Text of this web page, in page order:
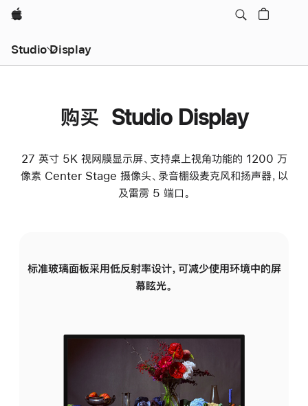
Apple
Studio Display
购买 Studio Display
27 英寸 5K 视网膜显示屏、支持桌上视角功能的 1200 万
像素 Center Stage 摄像头、录音棚级麦克风和扬声器，以
及雷雳 5 端口。
标准玻璃面板采用低反射率设计，可减少使用环境中的屏
幕眩光。